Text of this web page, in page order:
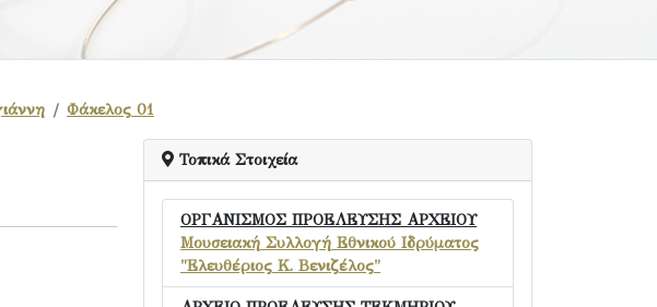
Φάκελος 01
Τοπικά Στοιχεία
ΟΡΓΑΝΙΣΜΟΣ ΠΡΟΕΛΕΥΣΗΣ ΑΡΧΕΙΟΥ
Μουσειακή Συλλογή Εθνικού Ιδρύματος
"Ελευθέριος Κ. Βενιζέλος"